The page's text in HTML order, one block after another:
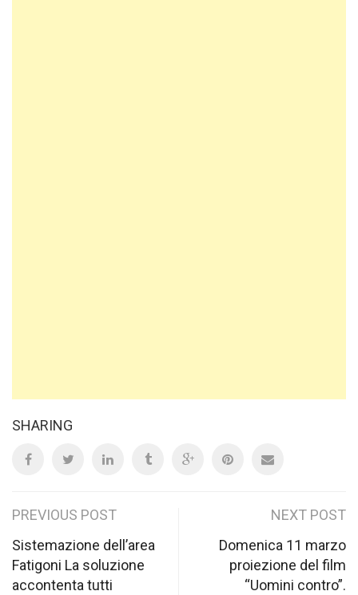
SHARING
Post
navigation
PREVIOUS POST
Sistemazione dell’area
Fatigoni La soluzione
accontenta tutti
NEXT POST
Domenica 11 marzo
proiezione del film
“Uomini contro”.